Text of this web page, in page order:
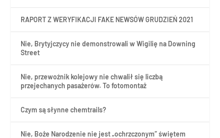
RAPORT Z WERYFIKACJI FAKE NEWSÓW GRUDZIEŃ 2021
Nie, Brytyjczycy nie demonstrowali w Wigilię na Downing
Street
Nie, przewoźnik kolejowy nie chwalił się liczbą
przejechanych pasażerów. To fotomontaż
Czym są słynne chemtrails?
Nie, Boże Narodzenie nie jest „ochrzczonym” świętem